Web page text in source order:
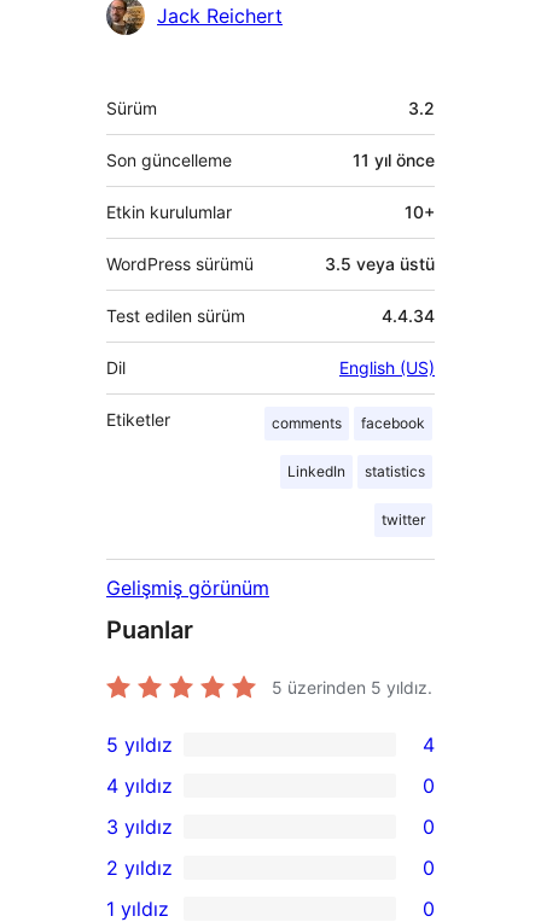
KatkıdaJack Reichert
Meta
Sürüm 3.2
Son güncelleme 11 yıl önce
Etkin kurulumlar 10+
WordPress sürümü 3.5 veya üstü
Test edilen sürüm 4.4.34
Dil English (US)
Etiketler comments facebook
LinkedIn statistics
twitter
Gelişmiş görünüm
Puanlar
5 üzerinden 5 yıldız.
4
5
yıldızlı
inceleme
5 yıldız 4
4
yıldızlı
inceleme
4 yıldız 0
0
3
yıldızlı
3 yıldız 0
2 yıldız 0
1 yıldız 0